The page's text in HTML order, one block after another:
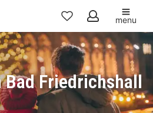
Mijn
favorieten
menu
Friedrichshall